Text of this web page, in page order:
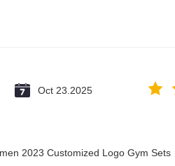
Oct 23.2025
2023 Customized Logo Gym Sets